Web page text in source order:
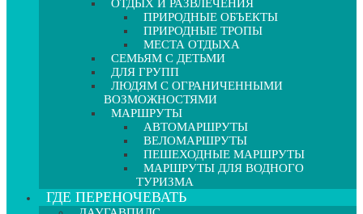
ОТДЫХ И РАЗВЛЕЧЕНИЯ
ПРИРОДНЫЕ ОБЪЕКТЫ
ПРИРОДНЫЕ ТРОПЫ
МЕСТА ОТДЫХА
СЕМЬЯМ С ДЕТЬМИ
ДЛЯ ГРУПП
ЛЮДЯМ С ОГРАНИЧЕННЫМИ
ВОЗМОЖНОСТЯМИ
МАРШРУТЫ
АВТОМАРШРУТЫ
ВЕЛОМАРШРУТЫ
ПЕШЕХОДНЫЕ МАРШРУТЫ
МАРШРУТЫ ДЛЯ ВОДНОГО
ТУРИЗМА
ГДЕ ПЕРЕНОЧЕВАТЬ